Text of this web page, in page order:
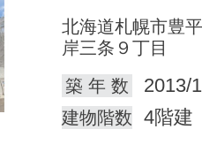
北海道札幌市豊
岸三条９丁目
築 年 数
2013/
建物階数 4階建